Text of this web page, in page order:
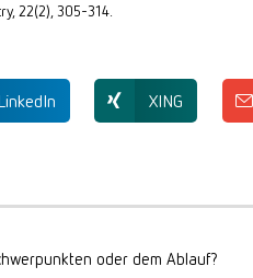
22(2), 305-314.
XING
oder dem Ablauf?